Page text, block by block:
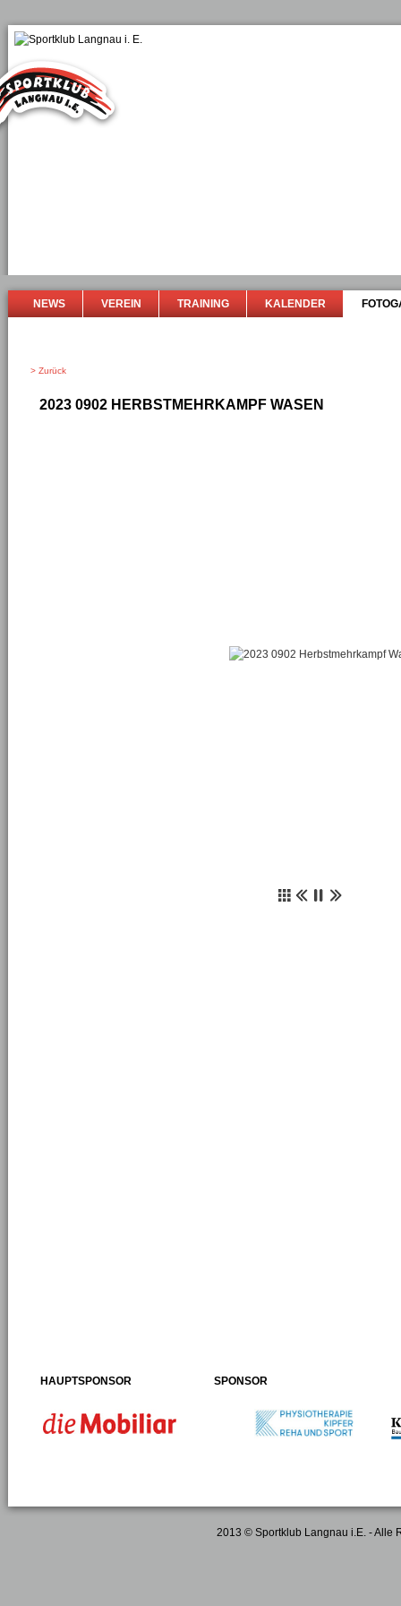
NEWS VEREIN TRAINING KALENDER
> Zurück
2023 0902 HERBSTMEHRKAMPF WASEN
HAUPTSPONSOR SPONSOR
2013 © Sportklub Langnau i.E. - Alle